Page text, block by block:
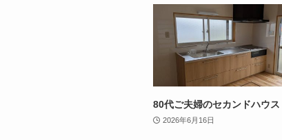
80代ご夫婦のセカンドハウス
2026年6月16日